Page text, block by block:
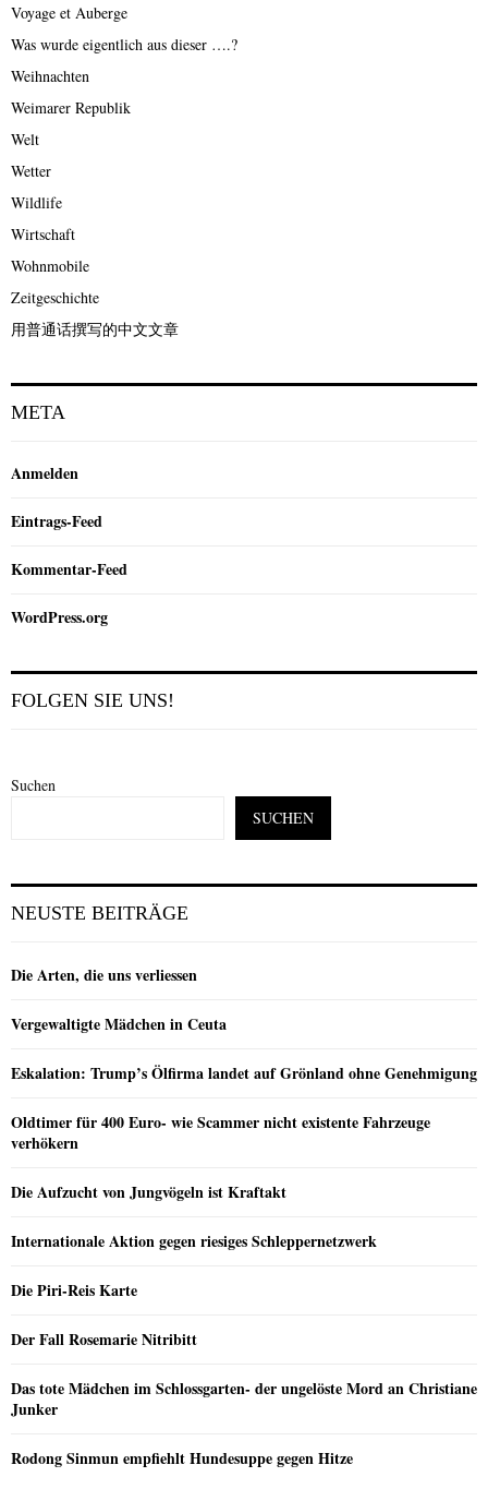
Voyage et Auberge
Was wurde eigentlich aus dieser ….?
Weihnachten
Weimarer Republik
Welt
Wetter
Wildlife
Wirtschaft
Wohnmobile
Zeitgeschichte
用普通话撰写的中文文章
META
Anmelden
Eintrags-Feed
Kommentar-Feed
WordPress.org
FOLGEN SIE UNS!
Suchen
SUCHEN
NEUSTE BEITRÄGE
Die Arten, die uns verliessen
Vergewaltigte Mädchen in Ceuta
Eskalation: Trump’s Ölfirma landet auf Grönland ohne Genehmigung
Oldtimer für 400 Euro- wie Scammer nicht existente Fahrzeuge
verhökern
Die Aufzucht von Jungvögeln ist Kraftakt
Internationale Aktion gegen riesiges Schleppernetzwerk
Die Piri-Reis Karte
Der Fall Rosemarie Nitribitt
Das tote Mädchen im Schlossgarten- der ungelöste Mord an Christiane
Junker
Rodong Sinmun empfiehlt Hundesuppe gegen Hitze